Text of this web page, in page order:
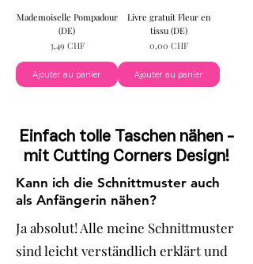
Mademoiselle Pompadour
(DE)
Prix
3,49 CHF
Ajouter au panier
Livre gratuit Fleur en
tissu (DE)
Prix
0,00 CHF
Ajouter au panier
Einfach tolle Taschen nähen -
mit Cutting Corners Design!
Kann ich die Schnittmuster auch
als Anfängerin nähen?
Ja absolut! Alle meine Schnittmuster
sind leicht verständlich erklärt und